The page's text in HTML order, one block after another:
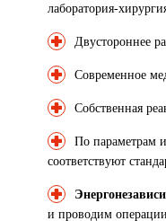
лаборатория-
Двустороннее
Современное
Собственная
По параметрам
соответствуют
и проводим